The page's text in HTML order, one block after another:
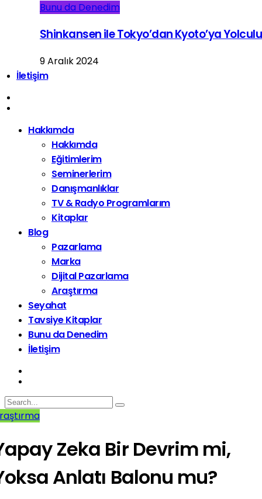
Bunu da Denedim
Shinkansen ile Tokyo’dan Kyoto’ya
9 Aralık 2024
İletişim
Hakkımda
Hakkımda
Eğitimlerim
Seminerlerim
Danışmanlıklar
TV & Radyo Programlarım
Kitaplar
Blog
Pazarlama
Marka
Dijital Pazarlama
Araştırma
Seyahat
Tavsiye Kitaplar
Bunu da Denedim
İletişim
Zeka Bir Devrim mi,
Anlatı Balonu mu?